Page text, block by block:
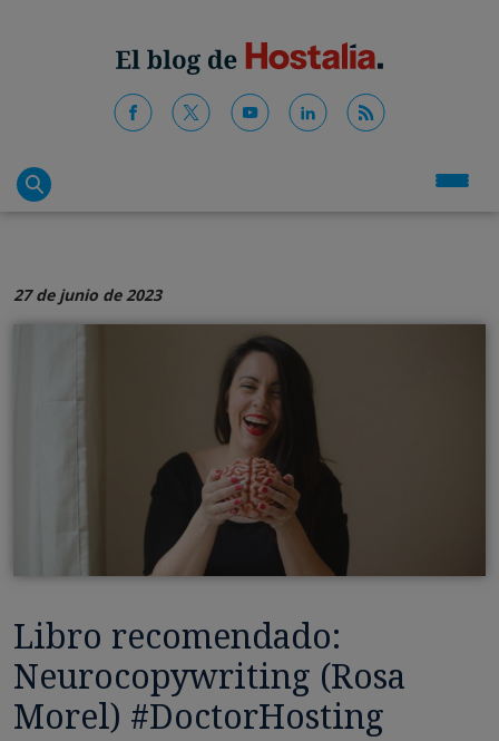
27 de junio de 2023
Libro recomendado:
Neurocopywriting (Rosa
Morel) #DoctorHosting